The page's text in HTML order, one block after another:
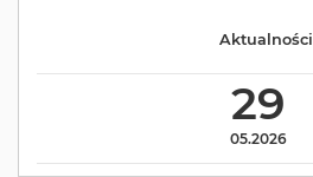
29
05.2026
Aktualności